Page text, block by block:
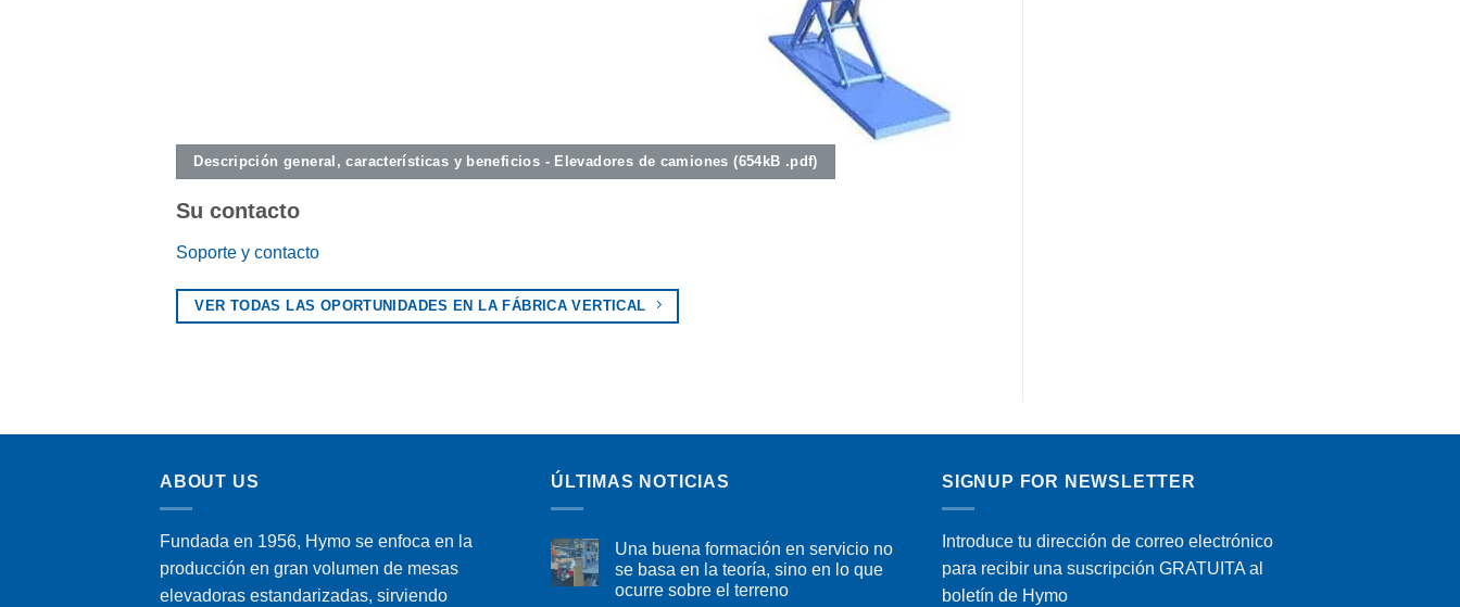
Descripción general, características y beneficios - Elevadores de camiones (654kB .pdf)
Su contacto
Soporte y contacto
VER TODAS LAS OPORTUNIDADES EN LA FÁBRICA VERTICAL
ABOUT US
Fundada en 1956, Hymo se enfoca en la
producción en gran volumen de mesas
elevadoras estandarizadas, sirviendo
ÚLTIMAS NOTICIAS
Una buena formación en servicio no
se basa en la teoría, sino en lo que
ocurre sobre el terreno
SIGNUP FOR NEWSLETTER
Introduce tu dirección de correo electrónico
para recibir una suscripción GRATUITA al
boletín de Hymo